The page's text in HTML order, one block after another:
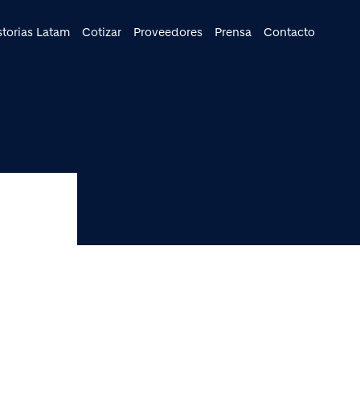
Latam Cotizar Proveedores Prensa Contacto